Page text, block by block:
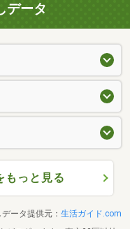
データ
もっと見る
ータ提供元： 生活ガイド.com